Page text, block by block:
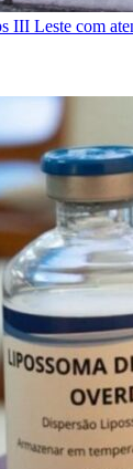
III Leste com